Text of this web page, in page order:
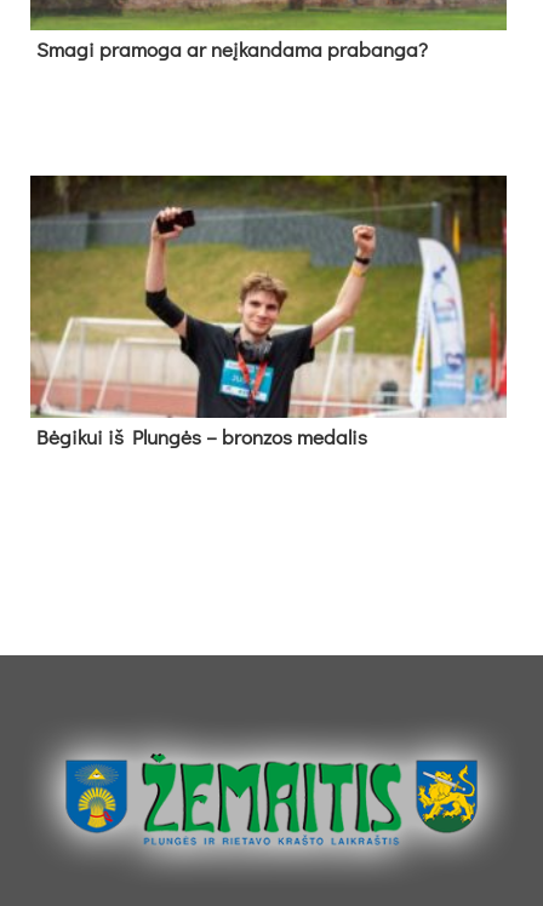
Sma­gi pra­mo­ga ar neį­kan­da­ma pra­ban­ga?
Bė­gi­kui iš Plun­gės – bron­zos me­da­lis